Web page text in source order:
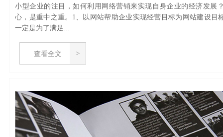
小型企业的注目，如何利用网络营销来实现自身企业的经济发展
心，是重中之重。1、以网站帮助企业实现经营目标为网站建设目
一定是为了满足...
查看全文